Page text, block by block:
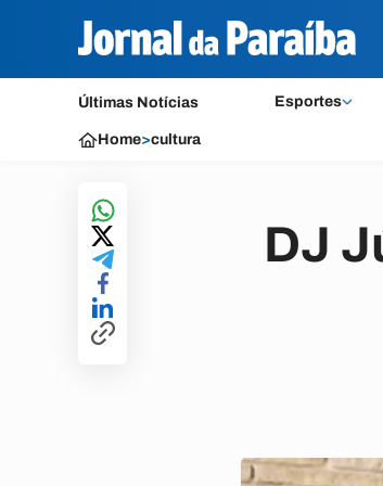
Últimas Notícias Esportes
Home>cultura
DJ